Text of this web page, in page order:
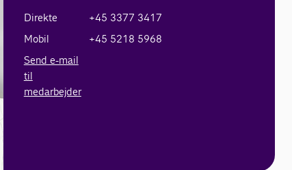
Direkte
+45 3377 3417
Mobil
+45 5218 5968
Send e-mail
til
medarbejder